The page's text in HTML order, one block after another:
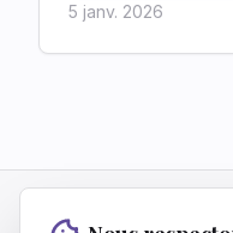
5 janv. 2026